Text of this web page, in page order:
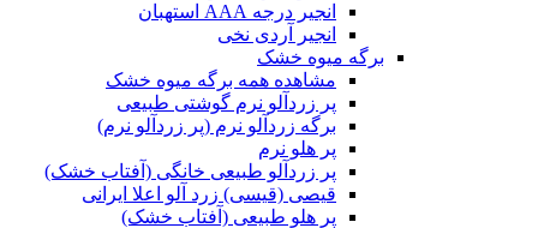
انجیر درجه AAA استهبان
انجیر آردی نخی
برگه میوه خشک
مشاهده همه برگه میوه خشک
پر زردآلو نرم گوشتی طبیعی
برگه زردآلو نرم (پر زردآلو نرم)
پر هلو نرم
پر زردآلو طبیعی خانگی (آفتاب خشک)
قیصی (قیسی) زرد آلو اعلا ایرانی
پر هلو طبیعی (آفتاب خشک)